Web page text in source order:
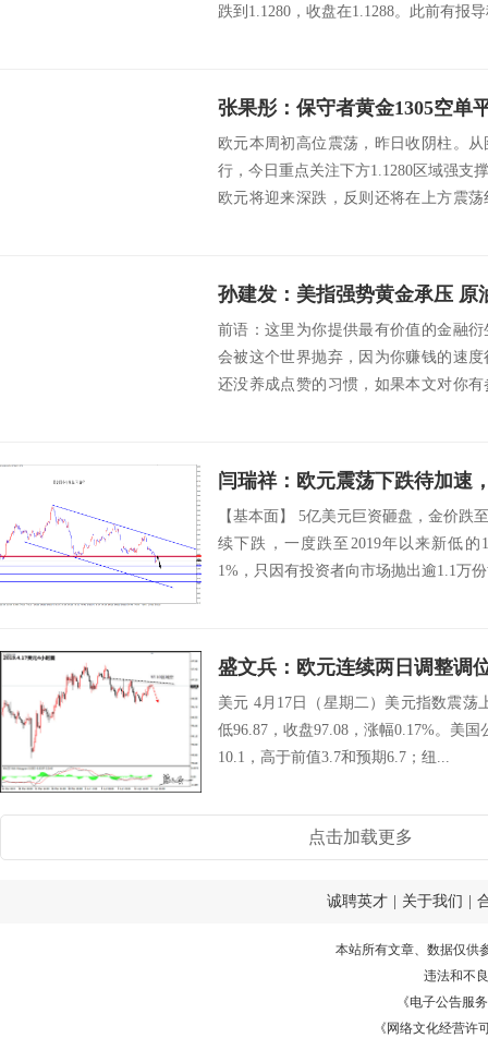
跌到1.1280，收盘在1.1288。此前有报
张果彤：保守者黄金1305空单
欧元本周初高位震荡，昨日收阴柱。
行，今日重点关注下方1.1280区域强支
欧元将迎来深跌，反则还将在上方震
孙建发：美指强势黄金承压 原
前语：这里为你提供最有价值的金融
会被这个世界抛弃，因为你赚钱的速
还没养成点赞的习惯，如果本文对你
闫瑞祥：欧元震荡下跌待加速
【基本面】 5亿美元巨资砸盘，金价跌
续下跌，一度跌至2019年以来新低的
1%，只因有投资者向市场抛出逾1.1万
盛文兵：欧元连续两日调整调
美元 4月17日（星期二）美元指数震荡
低96.87，收盘97.08，涨幅0.17%。美
10.1，高于前值3.7和预期6.7；纽...
点击加载更多
诚聘英才 关于我们
本站所有文章、数据仅供
违法和不
《电子公告服务
《网络文化经营许